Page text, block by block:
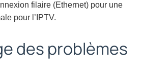
filaire (Ethernet) pour une
pour l’IPTV.
des problèmes